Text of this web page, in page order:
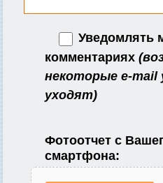
Уведомлять
комментариях
некоторые e-mail
уходят)
Фотоотчет с
смартфона: